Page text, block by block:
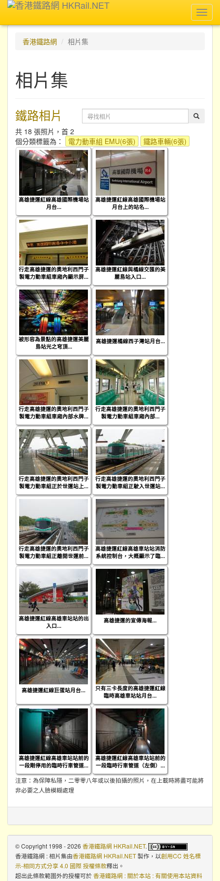
香港鐵路網
相片集
相片集
鐵路相片
共 18 張照片，首 2
個分類標籤為：
電力動車組 EMU(6張) 鐵路車輛(6張)
高雄捷運紅線高雄國際機場站
月台...
高雄捷運紅線高雄國際機場站
月台上的站名...
行走高雄捷運的奧地利西門子
製電力動車組車廂內顯示屏...
高雄捷運紅線與橘線交匯的美
麗島站入口...
被形容為景點的高雄捷運美麗
島站光之穹頂...
高雄捷運橘線西子灣站月台...
行走高雄捷運的奧地利西門子
製電力動車組車廂內部水牌...
行走高雄捷運的奧地利西門子
製電力動車組車廂內部...
行走高雄捷運的奧地利西門子
製電力動車組正於世運站上...
行走高雄捷運的奧地利西門子
製電力動車組正駛入世運站...
行走高雄捷運的奧地利西門子
製電力動車組正離開世運前...
高雄捷運紅線高雄車站站消防
系統控制台，大概顯示了臨...
高雄捷運紅線高雄車站站的出
入口...
高雄捷運的宣傳海報...
高雄捷運紅線巨蛋站月台...
只有三卡長度的高雄捷運紅線
臨時高雄車站站月台...
高雄捷運紅線高雄車站站前的
一段剛停用的臨時行車管道...
高雄捷運紅線高雄車站站前的
一段臨時行車管道（左側）...
注意：為保障私隱，二零零八年或以後拍攝的照片，在上載時將盡可能將
非必要之人臉模糊處理
© Copyright 1998 - 2026 香港鐵路網 HKRail.NET.
香港鐵路網 : 相片集由香港鐵路網 HKRail.NET製作，以創用CC 姓名標
示-相同方式分享 4.0 國際 授權條款釋出。
超出此條款範圍外的授權可於香港鐵路網 : 關於本站 : 有關使用本站資料